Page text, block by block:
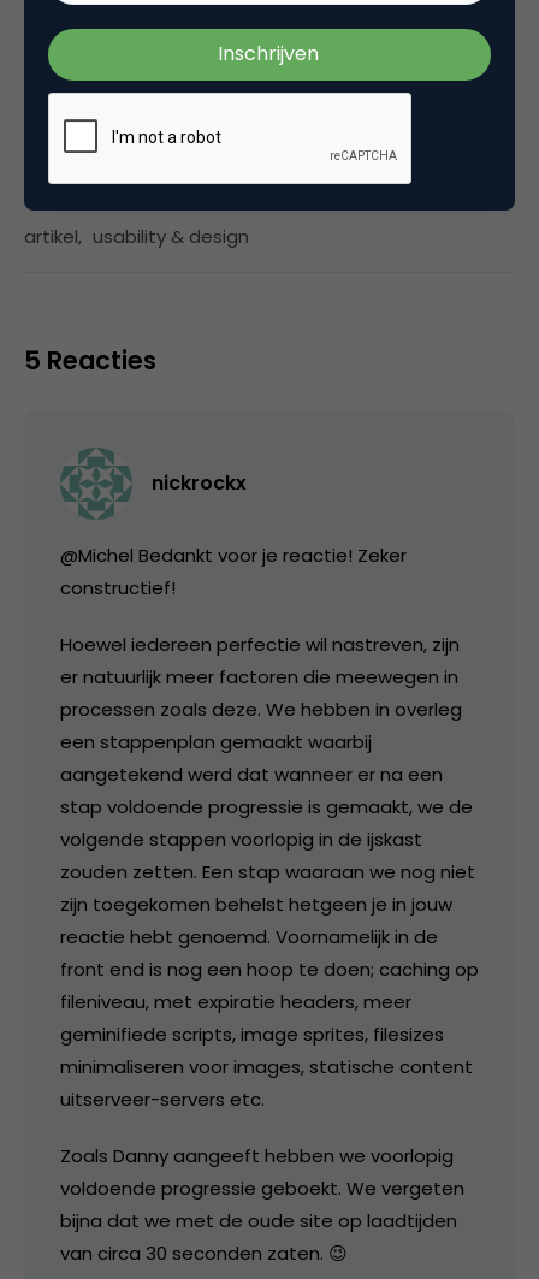
Categorie
Marketing Design
Tags
artikel, usability & design
5 Reacties
nickrockx
@Michel Bedankt voor je reactie! Zeker
constructief!
Hoewel iedereen perfectie wil nastreven, zijn
er natuurlijk meer factoren die meewegen in
processen zoals deze. We hebben in overleg
een stappenplan gemaakt waarbij
aangetekend werd dat wanneer er na een
stap voldoende progressie is gemaakt, we de
volgende stappen voorlopig in de ijskast
zouden zetten. Een stap waaraan we nog niet
zijn toegekomen behelst hetgeen je in jouw
reactie hebt genoemd. Voornamelijk in de
front end is nog een hoop te doen; caching op
fileniveau, met expiratie headers, meer
geminifiede scripts, image sprites, filesizes
minimaliseren voor images, statische content
uitserveer-servers etc.
Zoals Danny aangeeft hebben we voorlopig
voldoende progressie geboekt. We vergeten
bijna dat we met de oude site op laadtijden
van circa 30 seconden zaten. 😉